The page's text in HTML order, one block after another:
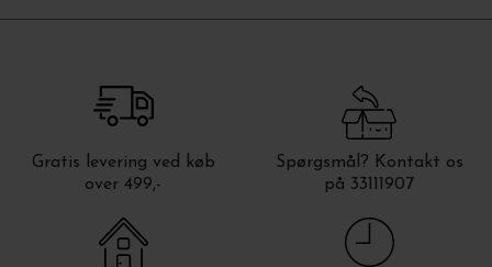
Gratis levering ved køb
over 499,-
Spørgsmål? Kontakt os
på 33111907